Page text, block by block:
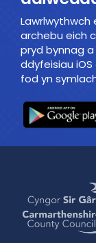
Lawrlwythwch
archebu eich
pryd bynnag
ddyfeisiau
fod yn